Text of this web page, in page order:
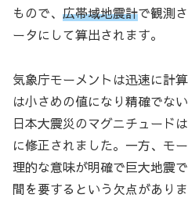
もので、 広帯域地震計で観測
ータにして算出されます。
気象庁モーメントは迅速に計
は小さめの値になり精確でな
日本大震災のマグニチュード
に修正されました。一方、モ
理的な意味が明確で巨大地震
間を要するという欠点がありま